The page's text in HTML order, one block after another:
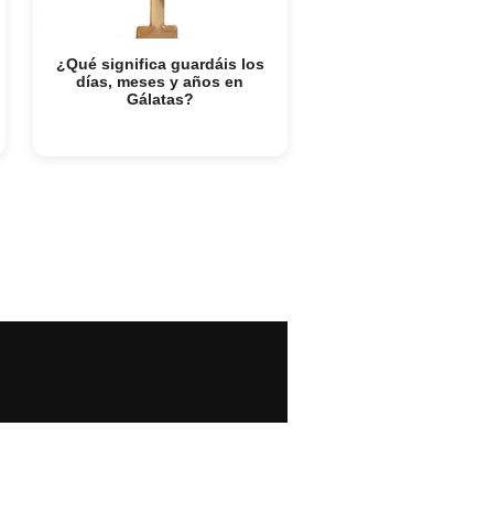
¿Qué significa guardáis los
días, meses y años en
Gálatas?